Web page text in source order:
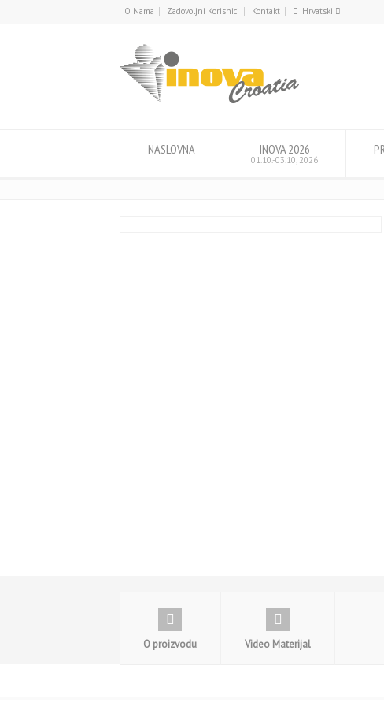
O Nama Zadovoljni Korisnici Kontakt
Hrvatski
NASLOVNA INOVA 2026
01.10.-03.10, 2026
O proizvodu Video Materijal